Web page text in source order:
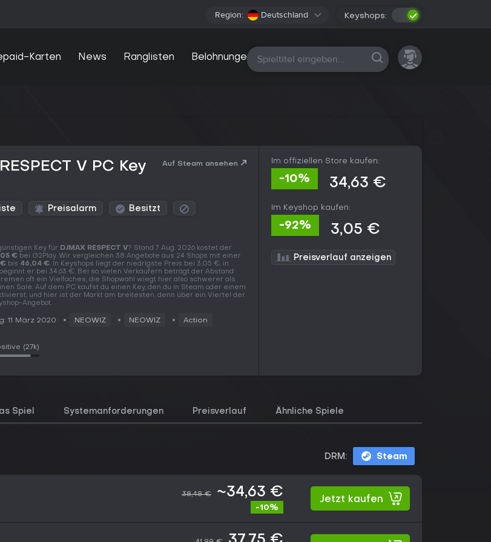
Region: Deutschland Keyshops:
Karten News Ranglisten Belohnungen Alle Plattformen
V PC Key
Auf Steam ansehen
Preisalarm Besitzt
Key für DJMAX RESPECT V? Stand 7 Aug. 2026 kostet der
€ bei G2Play. Wir vergleichen 38 Angebote aus 24 Shops mit einer
€ bis 46,04 €. In Keyshops liegt der niedrigste Preis bei 3,05 €, in
er bei 34,63 €. Bei so vielen Verkäufern beträgt der Abstand
oft ein Vielfaches, die Shopwahl wiegt hier also schwerer als
Sale. Auf dem PC kaufst du einen Key, den du in Steam oder einem
und hier ist der Markt am breitesten, denn über ein Viertel der
Angebot.
11 März 2020 NEOWIZ NEOWIZ Action
(27k)
Im offiziellen Store kaufen:
-10% 34,63 €
Im Keyshop kaufen:
-92% 3,05 €
Preisverlauf anzeigen
Spiel Systemanforderungen Preisverlauf Ähnliche Spiele
DRM: Steam
38,48 € ~34,63 €
-10%
Jetzt kaufen